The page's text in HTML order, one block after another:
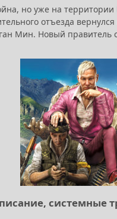
но уже на
отъезда
Мин. Новый
системные